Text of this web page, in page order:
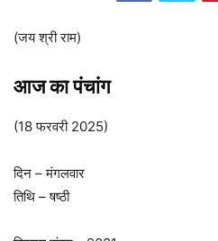
(जय श्री राम)
आज का पंचांग
(18 फरवरी 2025)
दिन – मंगलवार
तिथि – षष्ठी